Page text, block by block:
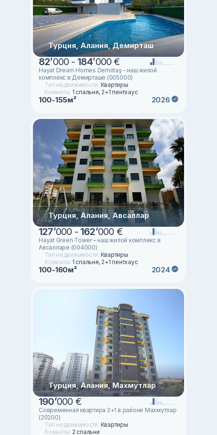
Турция, Алания, Демирташ
82’000 - 184’000 €
Hayat Dream Homes Demirtaş – наш жилой
комплекс в Демирташе (005000)
Тип недвижимости: Квартиры
Комнаты: 1 спальня, 2+1 пентхаус
100-155м² 2026
Турция, Алания, Авсаллар
127’000 -162’000 €
Hayat Green Tower – наш жилой комплекс в
Авсалларе (004000)
Тип недвижимости: Квартиры
Комнаты: 1 спальня, 2+1 пентхаус
100-160м² 2024
Турция, Алания, Махмутлар
190’000 €
Современная квартира 2+1 в районе Махмутлар
(20200)
Тип недвижимости: Квартиры
Комнаты: 2 спальни